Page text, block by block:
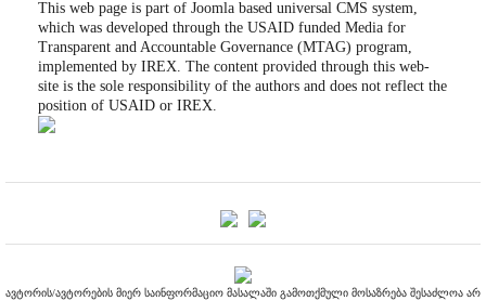
This web page is part of Joomla based universal CMS system,
which was developed through the USAID funded Media for
Transparent and Accountable Governance (MTAG) program,
implemented by IREX. The content provided through this web-
site is the sole responsibility of the authors and does not reflect the
position of USAID or IREX.
ავტორის/ავტორების მიერ საინფორმაციო მასალაში გამოთქმული მოსაზრება შესაძლოა არ